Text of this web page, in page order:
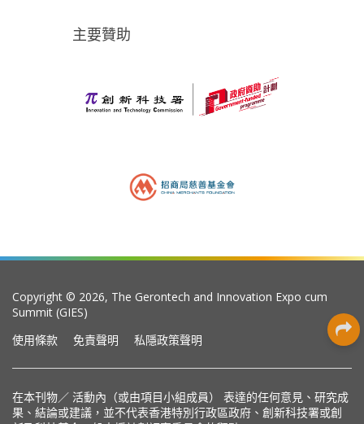
主要贊助
Copyright © 2026, The Gerontech and Innovation Expo cum
Summit (GIES)
使用條款
免責聲明 私隱政策聲明
在本刊物／ 活動內（或由項目小組成員） 表達的任何意見、研究成
果、結論或建議，並不代表香港特別行政區政府、創新科技署或創